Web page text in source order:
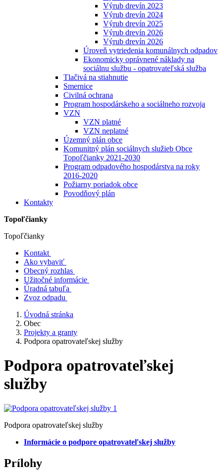
Výrub drevín 2023
Výrub drevín 2024
Výrub drevín 2025
Výrub drevín 2026
Výrub drevín 2026
Úroveň vytriedenia komunálnych odpadov
Ekonomicky oprávnené náklady na
sociálnu službu - opatrovateľská služba
Tlačivá na stiahnutie
Smernice
Civilná ochrana
Program hospodárskeho a sociálneho rozvoja
VZN
VZN platné
VZN neplatné
Územný plán obce
Komunitný plán sociálnych služieb Obce
Topoľčianky 2021-2030
Program odpadového hospodárstva na roky
2016-2020
Požiarny poriadok obce
Povodňový plán
Kontakty
Topoľčianky
Topoľčianky
Kontakt
Ako vybaviť
Obecný rozhlas
Užitočné informácie
Úradná tabuľa
Zvoz odpadu
Úvodná stránka
Obec
Projekty a granty
Podpora opatrovateľskej služby
Podpora opatrovateľskej
služby
Podpora opatrovateľskej služby
Informácie o podpore opatrovateľskej služby
Prílohy